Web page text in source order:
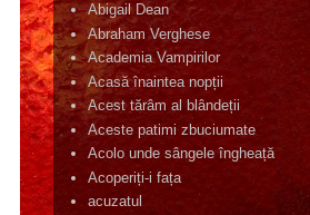
Abigail Dean
Abraham Verghese
Academia Vampirilor
Acasă înaintea nopții
Acest tărâm al blândeții
Aceste patimi zbuciumate
Acolo unde sângele îngheață
Acoperiți-i fața
acuzatul